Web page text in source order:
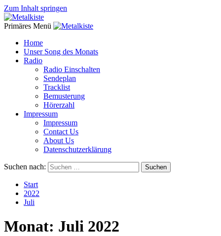
Zum Inhalt springen
Primäres Menü
Home
Unser Song des Monats
Radio
Radio Einschalten
Sendeplan
Tracklist
Bemusterung
Hörerzahl
Impressum
Impressum
Contact Us
About Us
Datenschutzerklärung
Suchen nach:
Start
2022
Juli
Monat: Juli 2022